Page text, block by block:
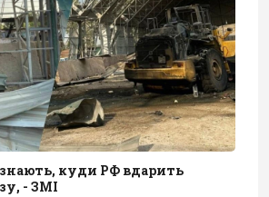
куди РФ вдарить
- ЗМІ